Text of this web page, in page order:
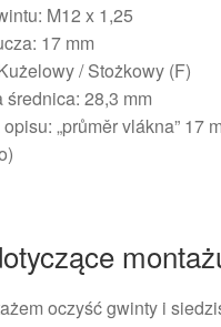
M12 x 1,25
17 mm
/ Stożkowy (F)
średnica: 28,3 mm
„průměr vlákna” 17
oczyść gwinty i